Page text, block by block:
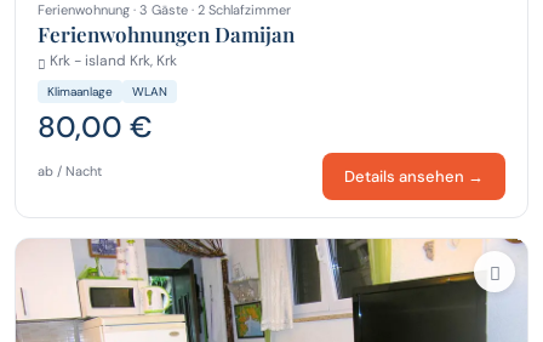
Ferienwohnung · 3 Gäste · 2 Schlafzimmer
Ferienwohnungen Damijan
Krk - island Krk, Krk
Klimaanlage WLAN
80,00 €
ab / Nacht Details ansehen →